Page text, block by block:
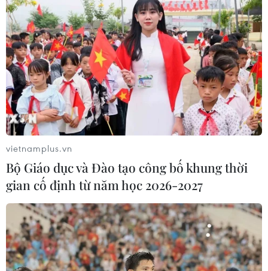
vietnamplus.vn
Bộ Giáo dục và Đào tạo công bố khung thời
gian cố định từ năm học 2026-2027